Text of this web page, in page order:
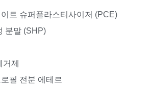
트 슈퍼플라스티사이저 (PCE)
분말 (SHP)
제
필 전분 에테르